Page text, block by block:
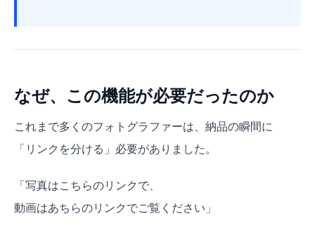
なぜ、この機能が必要だったのか
これまで多くのフォトグラファーは、納品の瞬間に
「リンクを分ける」必要がありました。
「写真はこちらのリンクで、
動画はあちらのリンクでご覧ください」